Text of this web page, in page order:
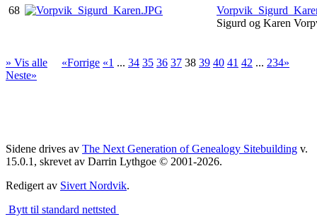
68
Sigurd og Karen
» Vis alle «Forrige «1 ... 34 35 36 37 38 39 40 41 42 ... 234»
Neste»
Sidene drives av The Next Generation of Genealogy Sitebuilding v.
15.0.1, skrevet av Darrin Lythgoe © 2001-2026.
Redigert av Sivert Nordvik.
Bytt til standard nettsted